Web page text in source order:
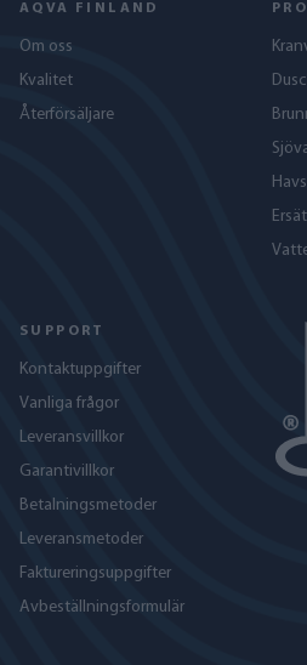
AQVA FINLAND
Om oss
Kvalitet
Återförsäljare
SUPPORT
Kontaktuppgifter
Vanliga frågor
Leveransvillkor
Garantivillkor
Betalningsmetoder
Leveransmetoder
Faktureringsuppgifter
Avbeställningsformulär